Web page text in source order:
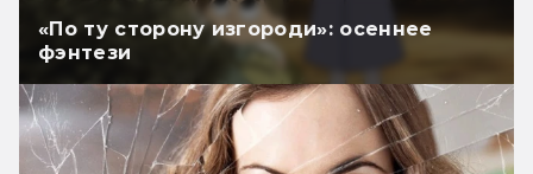
«По ту сторону изгороди»: осеннее
фэнтези